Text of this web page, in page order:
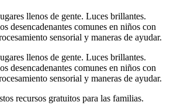
llenos de gente. Luces brillantes.
desencadenantes comunes en niños con
sensorial y maneras de ayudar.
llenos de gente. Luces brillantes.
desencadenantes comunes en niños con
sensorial y maneras de ayudar.
recursos gratuitos para las familias.